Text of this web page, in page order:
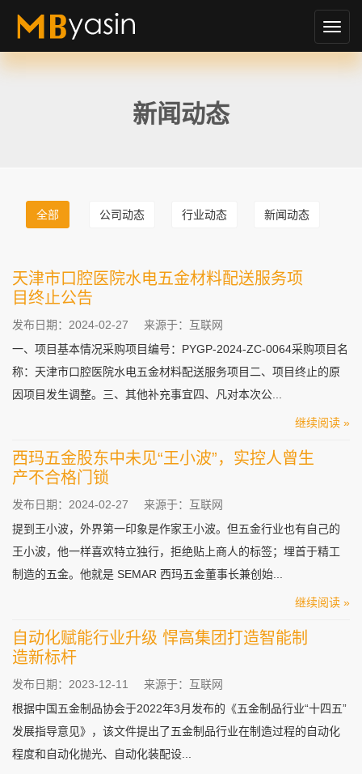
切
换
新闻动态
全部 公司动态 行业动态 新闻动态
天津市口腔医院水电五金材料配送服务项
目终止公告
发布日期：2024-02-27
来源于：互联网
一、项目基本情况采购项目编号：PYGP-2024-ZC-0064采购项目名
称：天津市口腔医院水电五金材料配送服务项目二、项目终止的原
因项目发生调整。三、其他补充事宜四、凡对本次公...
继续阅读 »
西玛五金股东中未见“王小波”，实控人曾生
产不合格门锁
发布日期：2024-02-27
来源于：互联网
提到王小波，外界第一印象是作家王小波。但五金行业也有自己的
王小波，他一样喜欢特立独行，拒绝贴上商人的标签；埋首于精工
制造的五金。他就是 SEMAR 西玛五金董事长兼创始...
继续阅读 »
自动化赋能行业升级 悍高集团打造智能制
造新标杆
发布日期：2023-12-11
来源于：互联网
根据中国五金制品协会于2022年3月发布的《五金制品行业“十四五”
发展指导意见》，该文件提出了五金制品行业在制造过程的自动化
程度和自动化抛光、自动化装配设...